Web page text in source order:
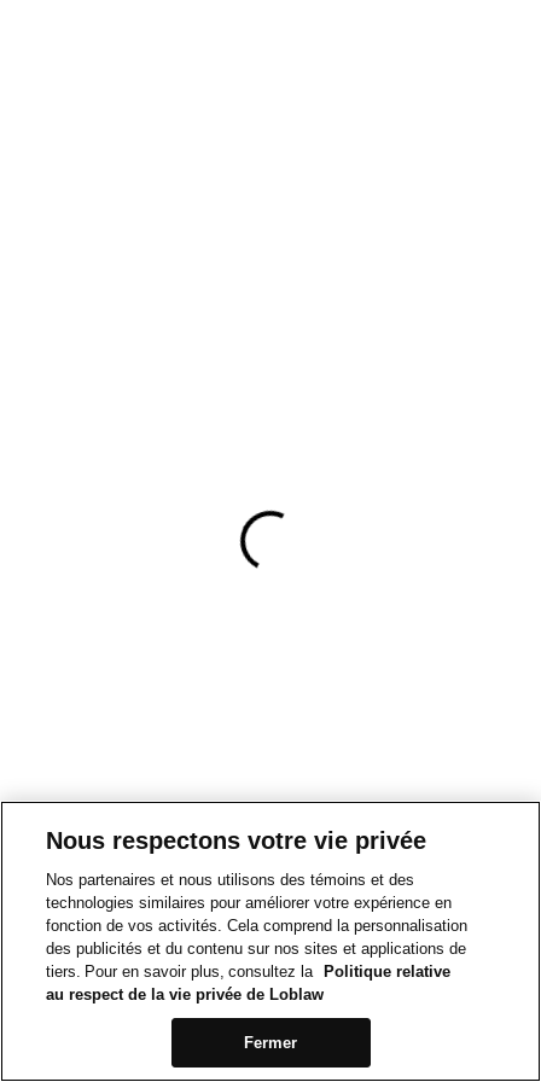
Nous respectons votre vie privée
Nos partenaires et nous utilisons des témoins et des
technologies similaires pour améliorer votre expérience en
fonction de vos activités. Cela comprend la personnalisation
des publicités et du contenu sur nos sites et applications de
tiers. Pour en savoir plus, consultez la
Politique relative
au respect de la vie privée de Loblaw
Fermer